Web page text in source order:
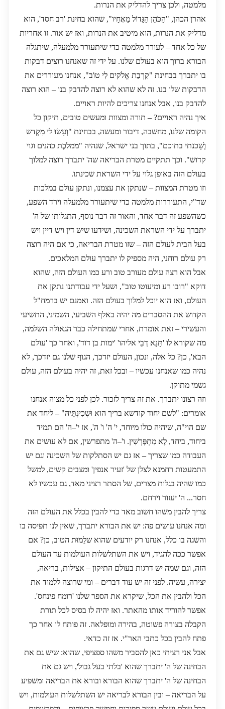
מלמטה, ולכן צריך להדליק את הנרות.
אהרן הכהן, "הַכֹּהֵן הַגָּדוֹל מֵאֶחָיו", שהוא בחינת 'רב חסד', הוא
מדליק את הנרות, הוא מיטיב את הנרות, ואז יש אור. זו אחריות
של כל אחד – לעורר מלמטה כדי שיתעורר מלמעלה, שיתגלה
הבורא ברוך הוא בעולם שלנו. על ידי זה שאנחנו רוצים דבקות
בו יתברך בבחינת "קִרְבַת אֱלֹקים לִי טוֹב", אנחנו מעוררים את
הדבקות שלו בנו. זה לא שהוא לא רוצה להדבק בנו – הוא רוצה
להדבק בנו, אבל אנחנו צריכים להיות ראויים.
איך נהיה ראויים? – תורה ומצוות ומעשים טובים, תיקון כל
הקומה שלנו, מחשבה, דיבור ומעשה, בבחינת "וְעָשׂוּ לי מִקְדש
וְשָׁכנתי בתוכם", בתוך בני ישראל, שנהיה "ממלכֶת כהנים וגוי
קדוש". וכך תתקיים מטרת הבריאה שה' יתברך רוצה למלוך
בעולם הזה באופן גלוי על ידי השראת שכינתו.
וזו מטרת המצוות – שנתקן את עצמנו, ונתקן עולם במלכות
שד"י, התעוררות מלמטה כדי שיתעורר מלמעלה וירד השפע,
כשהשפע זה דבר אחד, והאור זה דבר נוסף, התגלותו של ה'
יתברך על ידי השראת השכינה, ושידעו שיש דין ויש דיין ויש
בעל הבית לעולם הזה – שזו מטרת הבריאה, כי אם היה רוצה
רק עולם רוחני, היה מספיק לו יתברך עולם המלאכים.
אבל הוא רצה עולם מעורב טוב ורע כמו העולם הזה, שהוא
דוקא "רובו רע ומיעוטו טוב", ושעל ידי עבודתנו נתקן את
העולם, ואז הוא יוכל למלוך בעולם הזה. ואמנם יש ברמח"ל
הקדוש את ההסברים מה יהיה באלף השביעי, השמיני, התשיעי
והעשירי – זאת אומרת, אחרי שמתחילה כבר הגאולה השלמה,
מה שקורא לו 'תָּנָא דְבֵי אליהו' 'ימות בן דוד', ואחר כך 'עולם
הבא', כן? כל אלה, ונכון, העולם יזדכך, הגוף שלנו גם יזדכך, לא
נהיה כמו שאנחנו עכשיו – ובכל זאת, זה יהיה בעולם הזה, עולם
גשמי מתוקן.
וזה רצונו יתברך. את זה צריך לזכור. לכן לפני כל מצוה אנחנו
אומרים: "לשם יחוד קודשא בריך הוא וּשְׁכִינְתֵּיהּ" – ליחד את
שם הוי"ה, שיהיה כולו מיוחד, י' ה' ו' ה', אז י'–ה' הם תמיד
ביחוד, ביחד, לָא מִתְפָּרְשִׁין. ו'–ה' מתפרשין, אם לא עושים את
העבודה כמו שצריך – אז גם יש הסתלקות של השכינה וגם יש
התמעטות רחמנא לצלן של 'זעיר אנפין' ומצבים קשים, למשל
כמו שהיה בגלות מצרים, של הסתר רציני מאד, גם עכשיו לא
חסר... ה' יעזור וירחם.
צריך להבין משהו חשוב מאד כדי להבין בכלל את העולם הזה
ומה אנחנו עושים פה: יש את הבורא יתברך, שאין לנו תפיסה בו
והשגה בו כלל, אנחנו רק יודעים שהוא שלֵמוּת הטוב, כן? אם
אפשר ככה להגיד, ויש את השתלשלות העולמות עד העולם
הזה, וגם שמה יש דרגות בעולם התיקון – אצילות, בריאה,
יצירה, עשיה. לפני זה יש עוד דברים – ומי שרוצה ללמוד את
הכל ולהבין את הכל, שיקרא את הספר שלנו 'רומח פינחס'.
אפשר להוריד אותו מהאתר. ואז יהיה לו בסיס לכל תורת
הקבלה בצורה פשוטה, בהירה ומופלאה. זה פותח לו אחר כך
פתח להבין בכל כתבי האר"י. אז זה כדאי.
אבל אני רציתי כאן להסביר משהו ספציפי, שהוא: שיש גם את
הבחינה של ה' יתברך שהוא 'בלתי בעל גבול', ויש גם את
הבחינה של ה' יתברך שהוא הבורא ובורא את הבריאה ומשפיע
על הבריאה – ובין הבורא לבריאה יש השתלשלות העולמות, ויש